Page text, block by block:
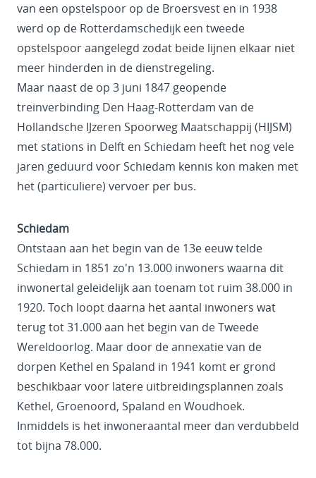
van een opstelspoor op de Broersvest en in 1938
werd op de Rotterdamschedijk een tweede
opstelspoor aangelegd zodat beide lijnen elkaar niet
meer hinderden in de dienstregeling.
Maar naast de op 3 juni 1847 geopende
treinverbinding Den Haag-Rotterdam van de
Hollandsche IJzeren Spoorweg Maatschappij (HIJSM)
met stations in Delft en Schiedam heeft het nog vele
jaren geduurd voor Schiedam kennis kon maken met
het (particuliere) vervoer per bus.
Schiedam
Ontstaan aan het begin van de 13e eeuw telde
Schiedam in 1851 zo'n 13.000 inwoners waarna dit
inwonertal geleidelijk aan toenam tot ruim 38.000 in
1920. Toch loopt daarna het aantal inwoners wat
terug tot 31.000 aan het begin van de Tweede
Wereldoorlog. Maar door de annexatie van de
dorpen Kethel en Spaland in 1941 komt er grond
beschikbaar voor latere uitbreidingsplannen zoals
Kethel, Groenoord, Spaland en Woudhoek.
Inmiddels is het inwoneraantal meer dan verdubbeld
tot bijna 78.000.